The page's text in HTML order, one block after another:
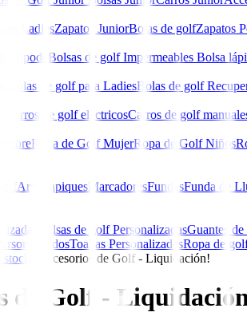
LadiesZapatos JuniorBotas de golfZapatos
trípode Bolsas de golf Impermeables Bolsa
Bolas de golf para LadiesBolas de golf
Carros de golf eléctricosCarros de golf
Ropa de Golf MujerRopa de Golf Niños
ArreglapiquesMarcadoresFundasFunda de
Bolsas de golf PersonalizadasGuantes
Toallas PersonalizadasRopa de
Accesorios de Golf - Liquidación!
de Golf -